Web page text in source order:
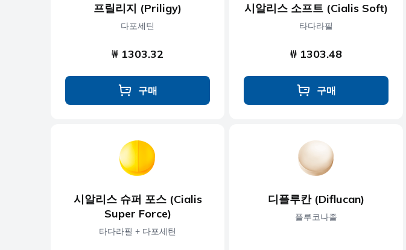
프릴리지 (Priligy)
다포세틴
₩ 1303.32
구매
시알리스 소프트 (Cialis Soft)
타다라필
₩ 1303.48
구매
시알리스 슈퍼 포스 (Cialis
Super Force)
타다라필 + 다포세틴
디플루칸 (Diflucan)
플루코나졸